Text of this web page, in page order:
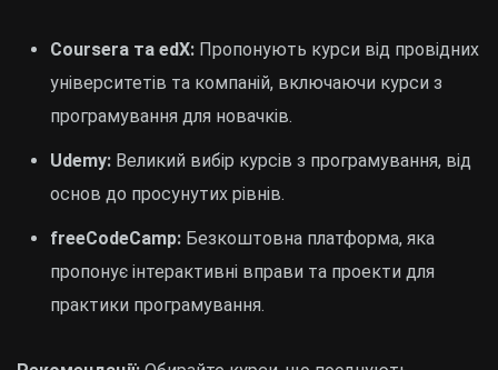
Coursera та edX: Пропонують курси від провідних
університетів та компаній, включаючи курси з
програмування для новачків.
Udemy: Великий вибір курсів з програмування, від
основ до просунутих рівнів.
freeCodeCamp: Безкоштовна платформа, яка
пропонує інтерактивні вправи та проекти для
практики програмування.